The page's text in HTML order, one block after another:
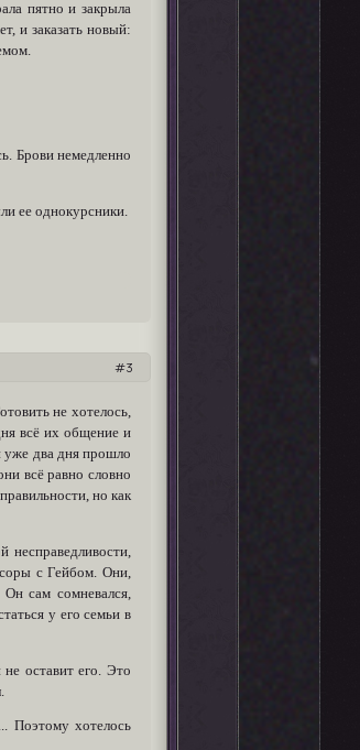
пятно и закрыла
и заказать новый:
Брови немедленно
ее однокурсники.
3
не хотелось,
всё их общение и
уже два дня прошло
всё равно словно
но как
с Гейбом. Они,
сам сомневался,
у его семьи в
оставит его. Это
Поэтому хотелось